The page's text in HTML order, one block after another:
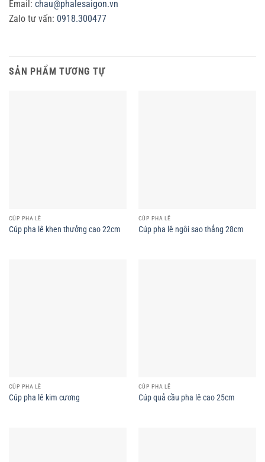
Email: chau@phalesaigon.vn
Zalo tư vấn: 0918.300477
SẢN PHẨM TƯƠNG TỰ
CÚP PHA LÊ
Cúp pha lê khen thưởng cao 22cm
CÚP PHA LÊ
Cúp pha lê ngôi sao thẳng 28cm
CÚP PHA LÊ
Cúp pha lê kim cương
CÚP PHA LÊ
Cúp quả cầu pha lê cao 25cm